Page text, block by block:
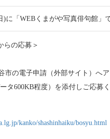
)に「WEBくまがや写真俳句館」
らの応募＞
市の電子申請（外部サイト）へ
タ600KB程度）を添付しご応募く
kanko/shashinhaiku/bosyu.html